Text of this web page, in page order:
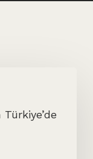
Türkiye’de